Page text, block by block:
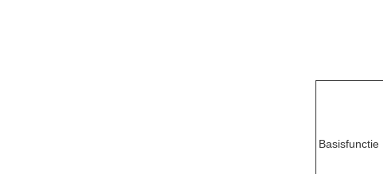
Basisfunctie